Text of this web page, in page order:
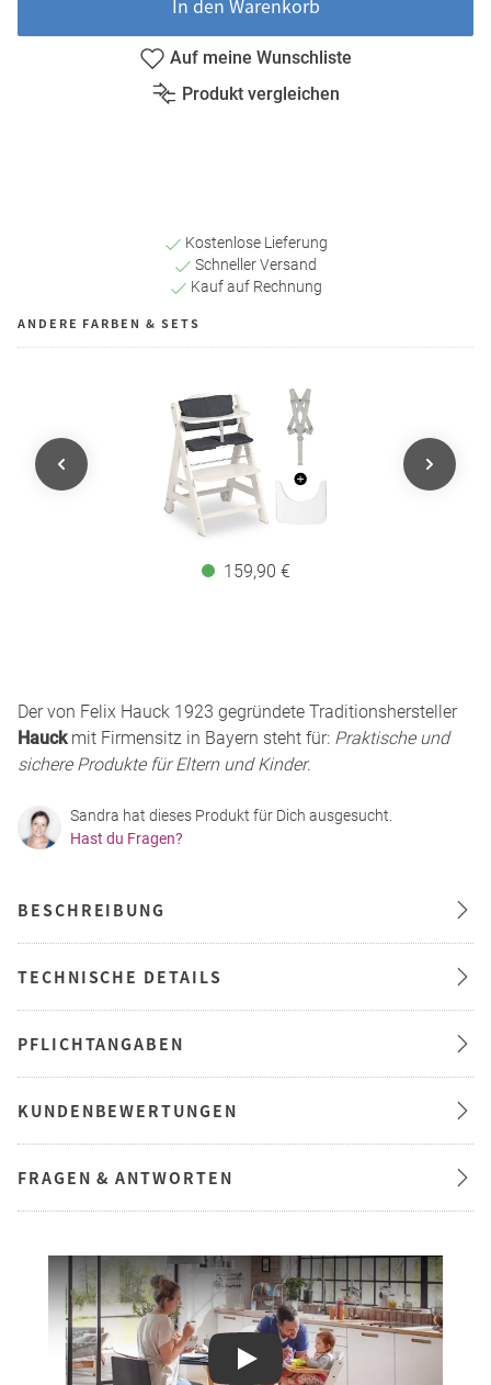
Auf meine Wunschliste
Produkt vergleichen
Kostenlose Lieferung
Schneller Versand
Kauf auf Rechnung
ANDERE FARBEN & SETS
159,90 €
Der von Felix Hauck 1923 gegründete Traditionshersteller
Hauckmit Firmensitz in Bayern steht für: Praktische und
sichere Produkte für Eltern und Kinder.
Sandra hat dieses Produkt für Dich ausgesucht.
Hast du Fragen?
BESCHREIBUNG
TECHNISCHE DETAILS
PFLICHTANGABEN
KUNDENBEWERTUNGEN
FRAGEN & ANTWORTEN
Play